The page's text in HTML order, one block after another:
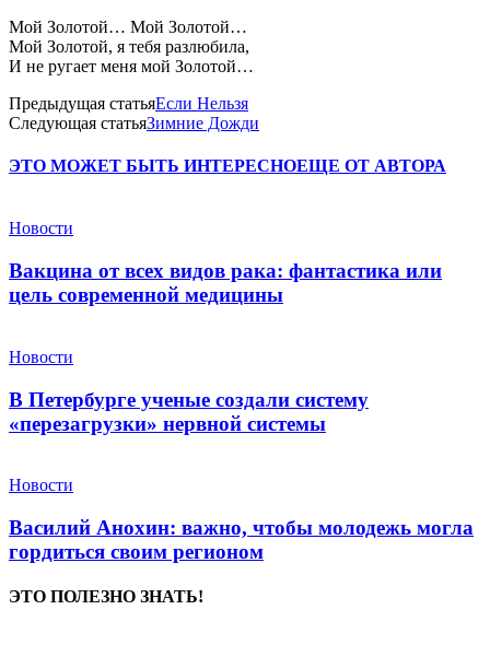
Мой Золотой… Мой Золотой…
Мой Золотой, я тебя разлюбила,
И не ругает меня мой Золотой…
Предыдущая статьяЕсли Нельзя
Следующая статьяЗимние Дожди
ЭТО МОЖЕТ БЫТЬ ИНТЕРЕСНОЕЩЕ ОТ АВТОРА
Новости
Вакцина от всех видов рака: фантастика или
цель современной медицины
Новости
В Петербурге ученые создали систему
«перезагрузки» нервной системы
Новости
Василий Анохин: важно, чтобы молодежь могла
гордиться своим регионом
ЭТО ПОЛЕЗНО ЗНАТЬ!